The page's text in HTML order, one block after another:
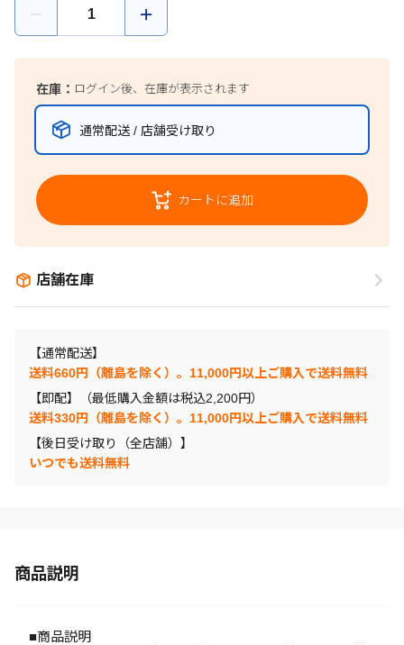
在庫： ログイン後、在庫が表示されます
通常配送 / 店舗受け取り
カートに追加
店舗在庫
【通常配送】
送料660円（離島を除く）。11,000円以上ご購入で送料無料
【即配】（最低購入金額は税込2,200円）
送料330円（離島を除く）。11,000円以上ご購入で送料無料
【後日受け取り（全店舗）】
いつでも送料無料
商品説明
■商品説明